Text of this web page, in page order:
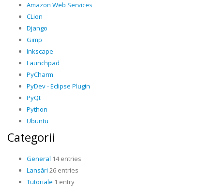
Amazon Web Services
CLion
Django
Gimp
Inkscape
Launchpad
PyCharm
PyDev - Eclipse Plugin
PyQt
Python
Ubuntu
Categorii
General 14 entries
Lansări 26 entries
Tutoriale 1 entry